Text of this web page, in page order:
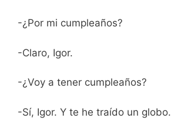
-¿Por mi cumpleaños?
-Claro, Igor.
-¿Voy a tener cumpleaños?
-Sí, Igor. Y te he traído un globo.